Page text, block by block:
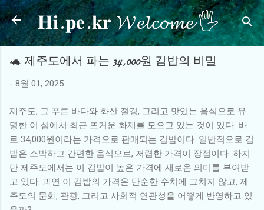
기본 콘텐츠로 건너뛰기
𝐇𝐢.𝐩𝐞.𝐤𝐫 𝓦𝓮𝓵𝓬𝓸𝓶𝓮 🖐
🐢 제주도에서 파는 34,000원 김밥의 비밀
- 8월 01, 2025
제주도, 그 푸른 바다와 화산 절경, 그리고 맛있는 음식으로 유
명한 이 섬에서 최근 뜨거운 화제를 모으고 있는 것이 있다. 바
로 34,000원이라는 가격으로 판매되는 김밥이다. 일반적으로 김
밥은 소박하고 간편한 음식으로, 저렴한 가격이 장점이다. 하지
만 제주도에서는 이 김밥이 높은 가격에 새로운 의미를 부여받
고 있다. 과연 이 김밥의 가격은 단순한 수치에 그치지 않고, 제
주도의 문화, 관광, 그리고 사회적 연관성을 어떻게 반영하고 있